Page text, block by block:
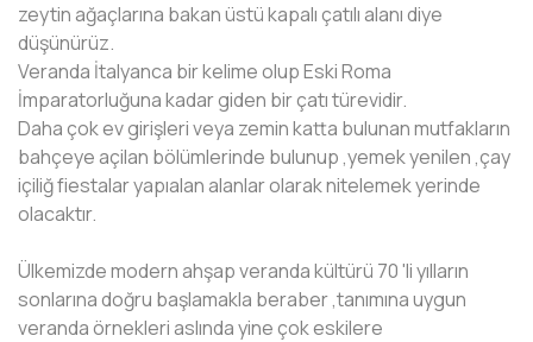
zeytin ağaçlarına bakan üstü kapalı çatılı alanı diye
düşünürüz.
Veranda İtalyanca bir kelime olup Eski Roma
İmparatorluğuna kadar giden bir çatı türevidir.
Daha çok ev girişleri veya zemin katta bulunan mutfakların
bahçeye açilan bölümlerinde bulunup ,yemek yenilen ,çay
içiliğ fiestalar yapıalan alanlar olarak nitelemek yerinde
olacaktır.
Ülkemizde modern ahşap veranda kültürü 70 'li yılların
sonlarına doğru başlamakla beraber ,tanımına uygun
veranda örnekleri aslında yine çok eskilere